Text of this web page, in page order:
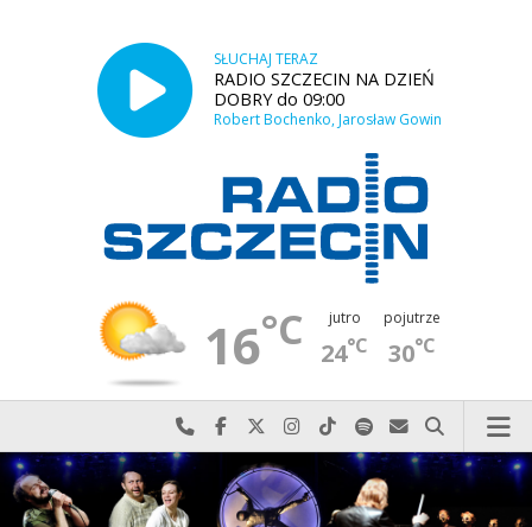
SŁUCHAJ TERAZ
RADIO SZCZECIN NA DZIEŃ
DOBRY do 09:00
Robert Bochenko, Jarosław Gowin
16°C jutro
24°C
pojutrze
30°C
Najlepiej po prostu do nas zadzwoń
Odwiedź nas na Facebook-u
Odwiedź nas na X
Odwiedź nas na Instagram-ie
Odwiedź nas na TikTok-u
Szukaj nas na Spotify
Wyślij do nas
Szukaj